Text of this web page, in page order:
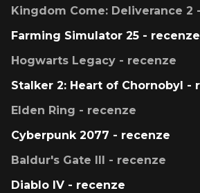
Kingdom Come: Deliverance 2
Farming Simulator 25 - recenze
Hogwarts Legacy - recenze
Stalker 2: Heart of Chornobyl -
Elden Ring - recenze
Cyberpunk 2077 - recenze
Baldur's Gate III - recenze
Diablo IV - recenze